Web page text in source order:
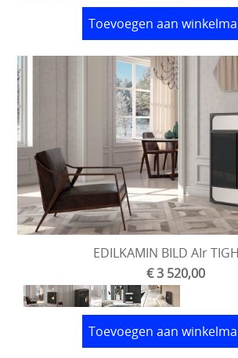
Toevoegen aan
EDILKAMIN BILD AIr
€ 3 520,00
Toevoegen aan